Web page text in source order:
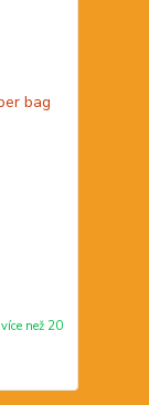
více než 20